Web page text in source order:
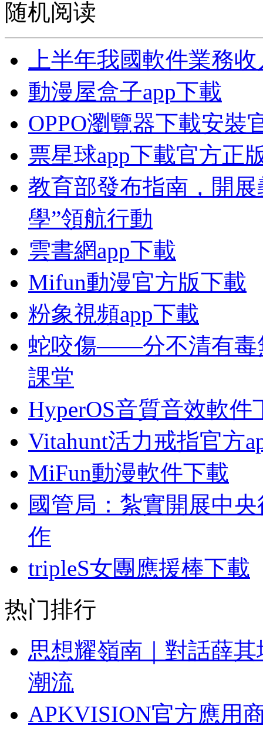
随机阅读
上半年我國軟件業務
動漫屋盒子app下載
OPPO瀏覽器下載安裝
票星球app下載官方正
教育部發布指南，開
學”領航行動
雲書網app下載
Mifun動漫官方版下載
粉象視頻app下載
蛇咬傷——分不清有毒
課堂
HyperOS音質音效軟件
Vitahunt活力戒指官方
MiFun動漫軟件下載
國管局：紮實開展中
作
tripleS女團應援棒下載
热门排行
思想耀嶺南｜對話薛
潮流
APKVISION官方應用